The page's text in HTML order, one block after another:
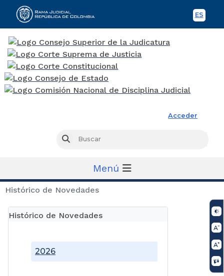
ES
Acceder
Buscar
Menú
Histórico de Novedades
Histórico de Novedades
2026